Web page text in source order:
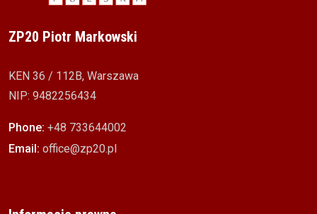
ZP20 Piotr Markowski
KEN 36 / 112B, Warszawa
NIP: 9482256434
Phone: +48 733644002
Email: office@zp20.pl